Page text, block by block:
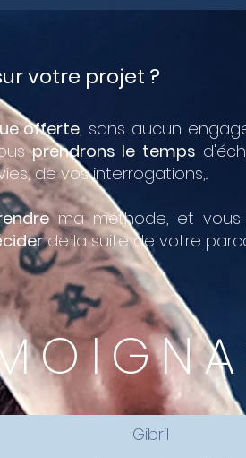
votre projet ?
offerte, sans aucun
prendrons le temps
de vos interrogations,...
ma méthode, et vous
de la suite de votre
Gibril